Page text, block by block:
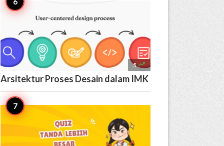
5 
Arsitektur Proses Desain dalam IMK